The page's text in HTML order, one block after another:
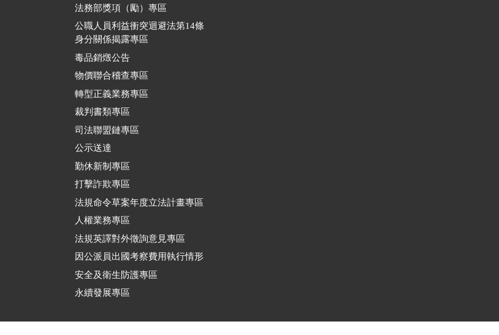
法務部獎項（勵）專區
公職人員利益衝突迴避法第14條
身分關係揭露專區
毒品銷燬公告
物價聯合稽查專區
轉型正義業務專區
裁判書類專區
司法聯盟鏈專區
公示送達
勤休新制專區
打擊詐欺專區
法規命令草案年度立法計畫專區
人權業務專區
法規英譯對外徵詢意見專區
因公派員出國考察費用執行情形
安全及衛生防護專區
永續發展專區